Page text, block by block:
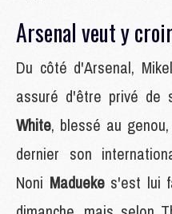
Arsenal veut y
Du côté d'Arsenal,
assuré d'être privé de
White, blessé au
dernier son
Noni Madueke s'est lui